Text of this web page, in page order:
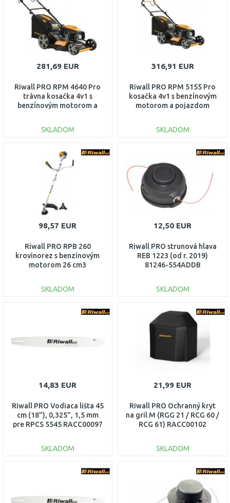
Porovnať Porovnať
281,69 EUR
Riwall PRO RPM 4640 Pro
trávna kosačka 4v1 s
benzínovým motorom a
SKLADOM
DO KOŠÍKA
Porovnať
316,91 EUR
Riwall PRO RPM 5155 Pro
kosačka 4v1 s benzínovým
motorom a pojazdom
SKLADOM
DO KOŠÍKA
Porovnať
98,57 EUR
Riwall PRO RPB 260
krovinorez s benzínovým
motorom 26 cm3
SKLADOM
DO KOŠÍKA
12,50 EUR
Riwall PRO strunová hlava
REB 1223 (od r. 2019)
81246-554ADDB
SKLADOM
DO KOŠÍKA
Porovnať
14,83 EUR
Riwall PRO Vodiaca lišta 45
cm (18"), 0,325", 1,5 mm
pre RPCS 5545 RACC00097
SKLADOM
DO KOŠÍKA
21,99 EUR
Riwall PRO Ochranný kryt
na gril M (RGG 21 / RCG 60 /
RCG 61) RACC00102
SKLADOM
DO KOŠÍKA
Porovnať